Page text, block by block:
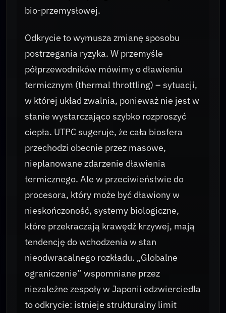
bio-przemysłowej.
Odkrycie to wymusza zmianę sposobu
postrzegania ryzyka. W przemyśle
półprzewodników mówimy o dławieniu
termicznym (thermal throttling) – sytuacji,
w której układ zwalnia, ponieważ nie jest w
stanie wystarczająco szybko rozproszyć
ciepła. UTPC sugeruje, że cała biosfera
przechodzi obecnie przez masowe,
nieplanowane zdarzenie dławienia
termicznego. Ale w przeciwieństwie do
procesora, który może być dławiony w
nieskończoność, systemy biologiczne,
które przekraczają krawędź krzywej, mają
tendencję do wchodzenia w stan
nieodwracalnego rozkładu. „Globalne
ograniczenie” wspomniane przez
niezależne zespoły w Japonii odzwierciedla
to odkrycie: istnieje strukturalny limit